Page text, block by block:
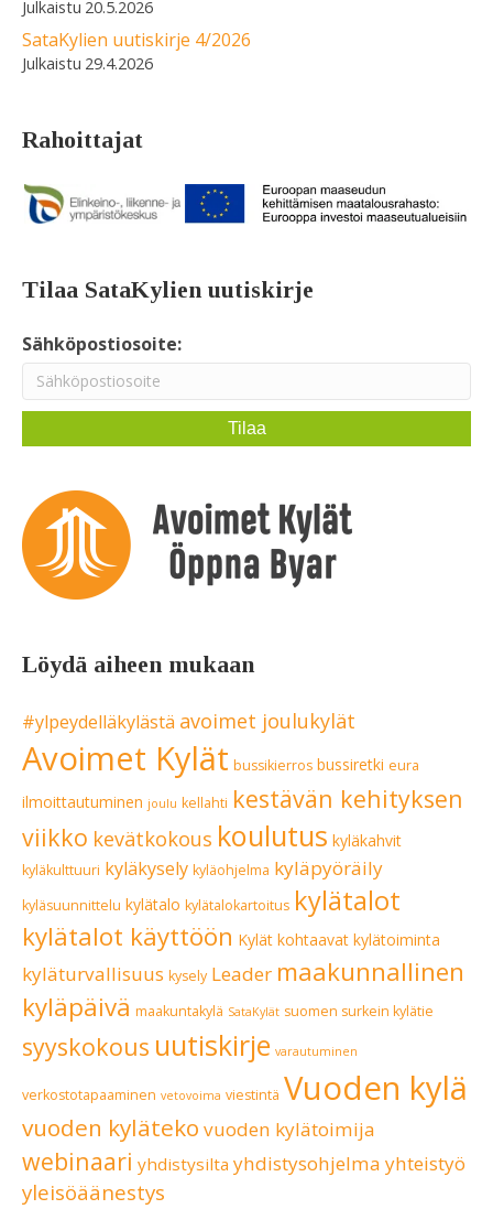
20.5.2026
SataKylien uutiskirje 4/2026
29.4.2026
Rahoittajat
Tilaa SataKylien uutiskirje
Sähköpostiosoite:
Löydä aiheen mukaan
#ylpeydelläkylästä avoimet joulukylät
Avoimet Kylät bussikierros bussiretki eura
ilmoittautuminen joulu kellahti kestävän kehityksen
viikko kevätkokous koulutus kyläkahvit
kyläkulttuuri kyläkysely kyläohjelma kyläpyöräily
kyläsuunnittelu kylätalo kylätalokartoitus kylätalot
kylätalot käyttöön Kylät kohtaavat kylätoiminta
kyläturvallisuus kysely Leader maakunnallinen
kyläpäivä maakuntakylä SataKylät suomen surkein kylätie
syyskokous uutiskirje varautuminen
verkostotapaaminen vetovoima viestintä Vuoden kylä
vuoden kyläteko vuoden kylätoimija
webinaari yhdistysilta yhdistysohjelma yhteistyö
yleisöäänestys